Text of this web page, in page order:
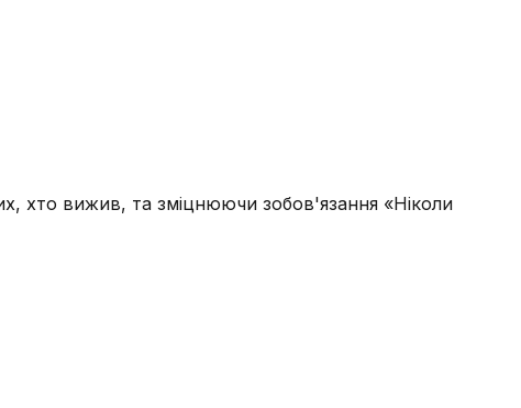
хто вижив, та зміцнюючи зобов'язання «Ніколи